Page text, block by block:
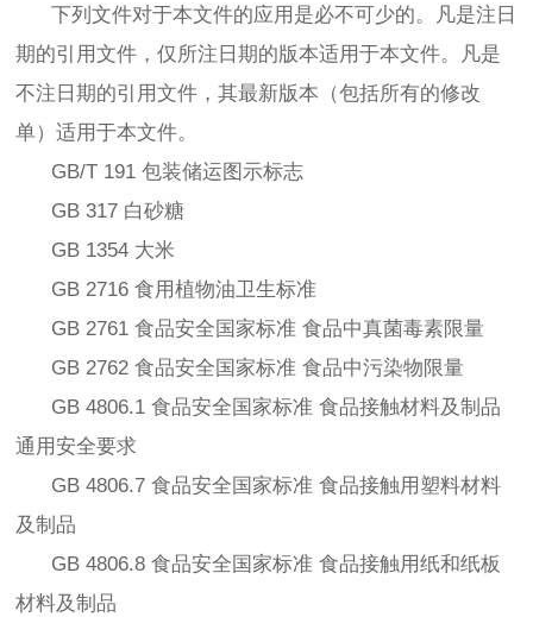
下列文件对于本文件的应用是必不可少的。凡是注日
期的引用文件，仅所注日期的版本适用于本文件。凡是
不注日期的引用文件，其最新版本（包括所有的修改
单）适用于本文件。
GB/T 191 包装储运图示标志
GB 317 白砂糖
GB 1354 大米
GB 2716 食用植物油卫生标准
GB 2761 食品安全国家标准 食品中真菌毒素限量
GB 2762 食品安全国家标准 食品中污染物限量
GB 4806.1 食品安全国家标准 食品接触材料及制品
通用安全要求
GB 4806.7 食品安全国家标准 食品接触用塑料材料
及制品
GB 4806.8 食品安全国家标准 食品接触用纸和纸板
材料及制品